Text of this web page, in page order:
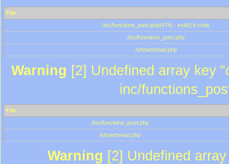
File
/inc/functions_post.php(474) : eval()'d code
/inc/functions_post.php
/showthread.php
Warning [2] Undefined array key
inc/
File
/inc/functions_post.php
/showthread.php
Warning [2] Undefined